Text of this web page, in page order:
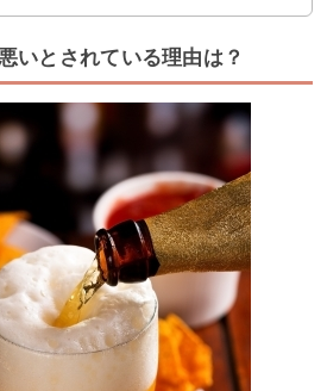
いとされている理由は？